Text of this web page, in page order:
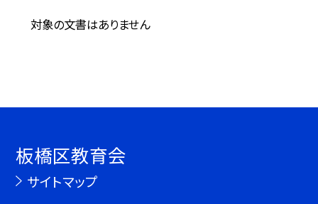
対象の文書はありません
板橋区教育会
サイトマップ